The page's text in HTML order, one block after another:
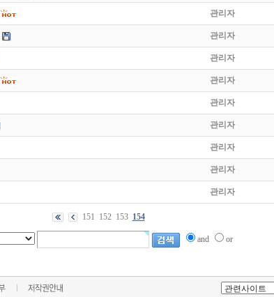
관리자
관리자
관리자
관리자
관리자
관리자
관리자
관리자
관리자
151 152 153 154
and or